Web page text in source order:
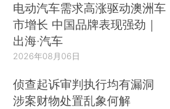
电动汽车需求高涨驱动澳洲车
市增长 中国品牌表现强劲｜
出海·汽车
2026年08月06日
侦查起诉审判执行均有漏洞
涉案财物处置乱象何解